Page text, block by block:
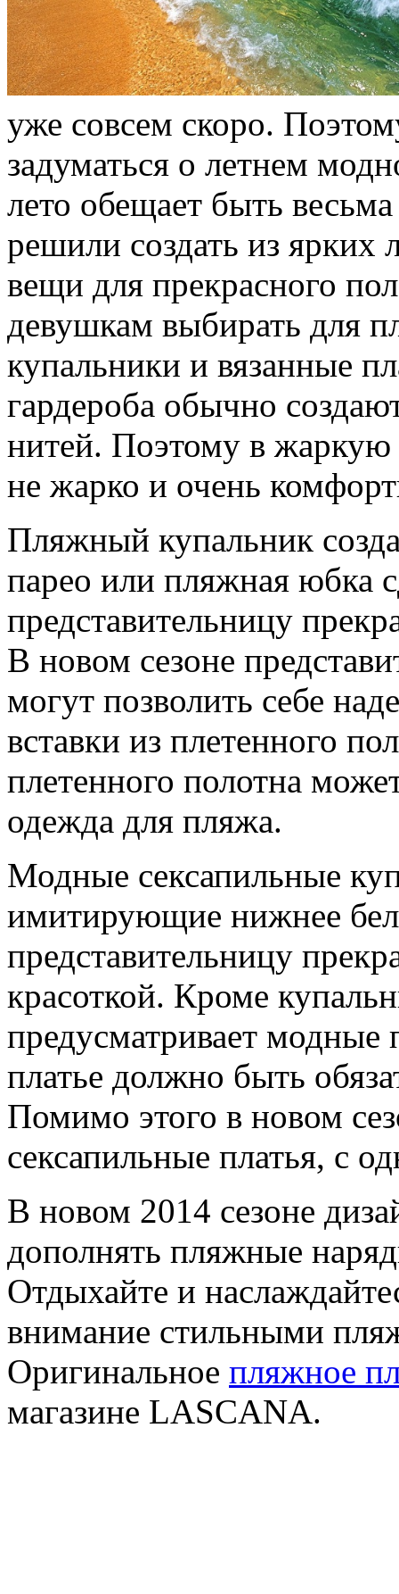
уже совсем скоро.
задуматься о летнем
лето обещает быть
решили создать из ярких
вещи для прекрасного
девушкам выбирать для
купальники и вязанные
гардероба обычно
нитей. Поэтому в жаркую
не жарко и очень
Пляжный купальник
парео или пляжная юбка
представительницу
В новом сезоне
могут позволить себе
вставки из плетенного
плетенного полотна
одежда для пляжа.
Модные сексапильные
имитирующие нижнее
представительницу
красоткой. Кроме
предусматривает
платье должно быть
Помимо этого в новом
сексапильные платья, с
В новом 2014 сезоне
дополнять пляжные
Отдыхайте и
внимание стильными
Оригинальное пляжное
магазине LASCANA.